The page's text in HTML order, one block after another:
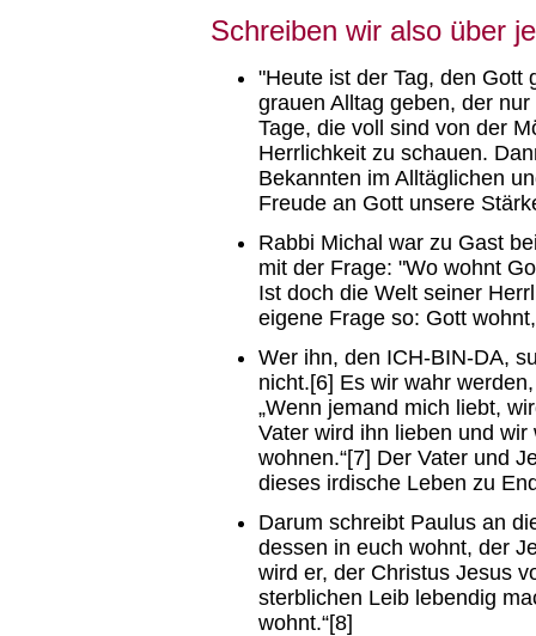
Schreiben wir also über
"Heute ist der Tag, den Gott
grauen Alltag geben, der
Tage, die voll sind von der
Herrlichkeit zu schauen.
Bekannten im Alltäglichen
Freude an Gott unsere
Rabbi Michal war zu Gast
mit der Frage: "Wo wohnt
Ist doch die Welt seiner
eigene Frage so: Gott
Wer ihn, den ICH-BIN-DA,
nicht.[6] Es wir wahr
„Wenn jemand mich liebt,
Vater wird ihn lieben und
wohnen.“[7] Der Vater und
dieses irdische Leben zu
Darum schreibt Paulus an
dessen in euch wohnt, der
wird er, der Christus Jesus
sterblichen Leib lebendig
wohnt.“[8]